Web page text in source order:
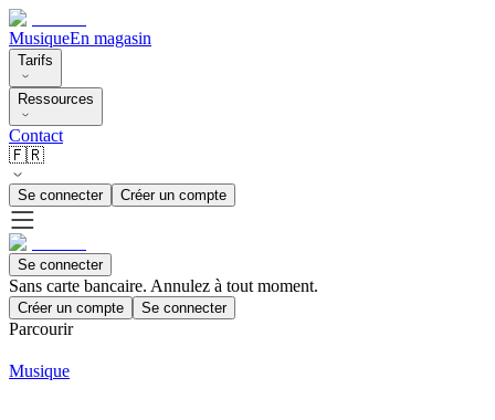
MusiqueEn magasin
Tarifs
Ressources
Contact
🇫🇷
Se connecter Créer un compte
Se connecter
Sans carte bancaire. Annulez à tout moment.
Créer un compte Se connecter
Parcourir
Musique